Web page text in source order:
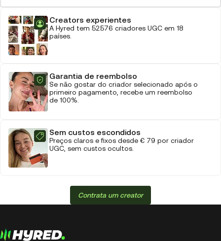
Creators experientes
A Hyred tem 52.576 criadores UGC em 18
países.
Garantia de reembolso
Se não gostar do criador selecionado após o
primeiro pagamento, recebe um reembolso
de 100%.
Sem custos escondidos
Preços claros e fixos desde € 79 por criador
UGC, sem custos ocultos.
Contrata um creator